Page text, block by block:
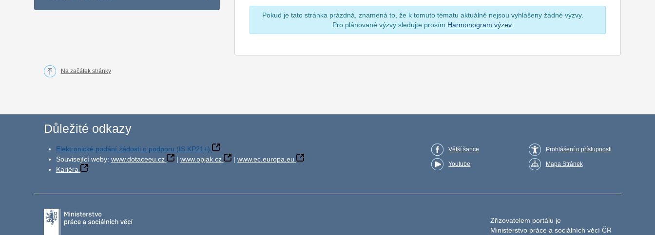
Pokud je tato stránka prázdná, znamená to, že k tomuto tématu aktuálně nejsou vyhlášeny žádné výzvy.
Pro plánované výzvy sledujte prosím Harmonogram výzev.
Na začátek stránky
Důležité odkazy
Elektronické podání žádosti o podporu (IS KP21+)
Související weby: www.dotaceeu.cz | www.opjak.cz | www.ec.europa.eu
Kariéra
Větší šance
Youtube
Prohlášení o přístupnosti
Mapa Stránek
Zřizovatelem portálu je
Ministerstvo práce a sociálních věcí ČR